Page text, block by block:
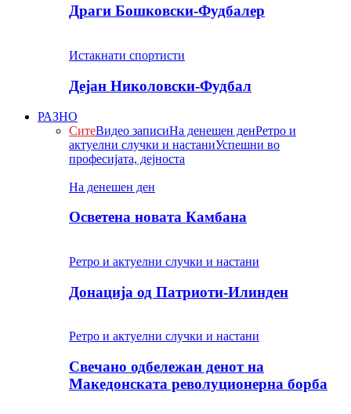
Драги Бошковски-Фудбалер
Истакнати спортисти
Дејан Николовски-Фудбал
РАЗНО
СитеВидео записиНа денешен денРетро и
актуелни случки и настаниУспешни во
професијата, дејноста
На денешен ден
Осветена новата Камбана
Ретро и актуелни случки и настани
Донација од Патриоти-Илинден
Ретро и актуелни случки и настани
Свечано одбележан денот на
Македонската револуционерна борба